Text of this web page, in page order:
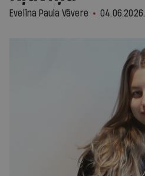
Evelīna Paula Vāvere 04.06.2026.